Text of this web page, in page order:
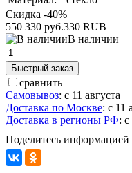
Скидка -40%
550 330 руб.330 RUB
В наличии
Быстрый заказ
сравнить
Самовывоз: с 11 августа
Доставка по Москве: с 11
Доставка в регионы РФ: с
Поделитесь информацией